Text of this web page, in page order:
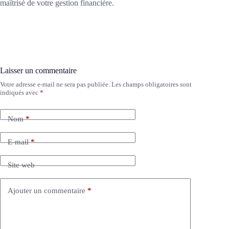
maîtrisé de votre gestion financière.
Laisser un commentaire
Votre adresse e-mail ne sera pas publiée. Les champs obligatoires sont
indiqués avec *
Nom*
E-mail*
Site web
Ajouter un commentaire *
A
l
r
n
v
e